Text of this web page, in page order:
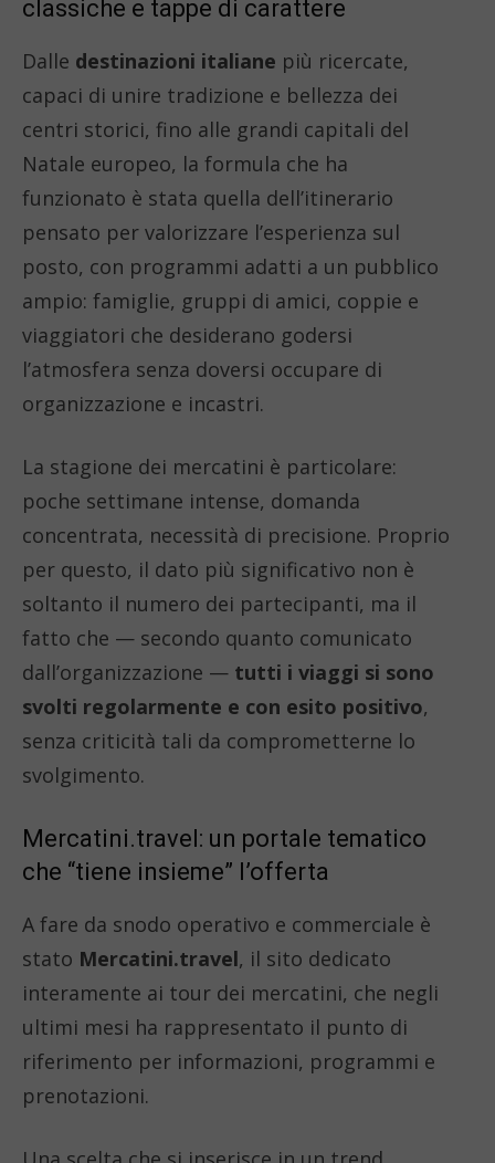
classiche e tappe di carattere
Dalle destinazioni italiane più ricercate,
capaci di unire tradizione e bellezza dei
centri storici, fino alle grandi capitali del
Natale europeo, la formula che ha
funzionato è stata quella dell’itinerario
pensato per valorizzare l’esperienza sul
posto, con programmi adatti a un pubblico
ampio: famiglie, gruppi di amici, coppie e
viaggiatori che desiderano godersi
l’atmosfera senza doversi occupare di
organizzazione e incastri.
La stagione dei mercatini è particolare:
poche settimane intense, domanda
concentrata, necessità di precisione. Proprio
per questo, il dato più significativo non è
soltanto il numero dei partecipanti, ma il
fatto che — secondo quanto comunicato
dall’organizzazione — tutti i viaggi si sono
svolti regolarmente e con esito positivo,
senza criticità tali da comprometterne lo
svolgimento.
Mercatini.travel: un portale tematico
che “tiene insieme” l’offerta
A fare da snodo operativo e commerciale è
stato Mercatini.travel, il sito dedicato
interamente ai tour dei mercatini, che negli
ultimi mesi ha rappresentato il punto di
riferimento per informazioni, programmi e
prenotazioni.